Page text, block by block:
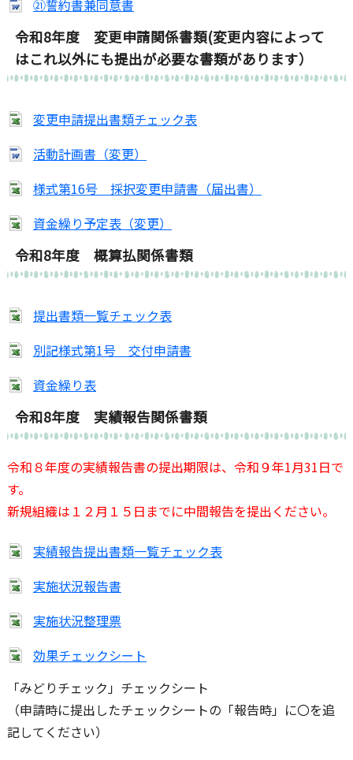
㉑誓約書兼同意書
令和8年度 変更申請関係書類(変更内容によって
はこれ以外にも提出が必要な書類があります）
変更申請提出書類チェック表
活動計画書（変更）
様式第16号 採択変更申請書（届出書）
資金繰り予定表（変更）
令和8年度 概算払関係書類
提出書類一覧チェック表
別記様式第1号 交付申請書
資金繰り表
令和8年度 実績報告関係書類
令和８年度の実績報告書の提出期限は、令和９年1月31日で
す。
新規組織は１２月１５日までに中間報告を提出ください。
実績報告提出書類一覧チェック表
実施状況報告書
実施状況整理票
効果チェックシート
「みどりチェック」チェックシート
（申請時に提出したチェックシートの「報告時」に〇を追
記してください）